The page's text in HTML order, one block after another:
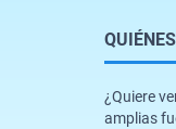
¿Quiere
amplias